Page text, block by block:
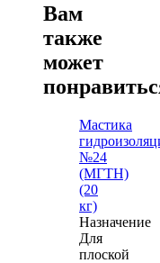
Вам
также
может
Мастика
№24
(МГТН)
(20
кг)
Назначение
Для
плоской